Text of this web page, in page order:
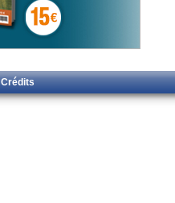
Crédits